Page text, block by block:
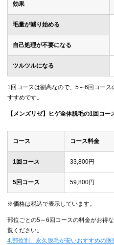
効果
毛量が減り始める
自己処理が不要になる
ツルツルになる
1回コースは割高なので、5～6回コー
すすめです。
【メンズリゼ】ヒゲ全体脱毛の1回コ
コース コース料金
1回コース 33,800円
5回コース 59,800円
※価格は税込で表示しています。
部位ごとの5～6回コースの料金がお得
覧ください。
4.部位別、永久脱毛が安いおすすめの医